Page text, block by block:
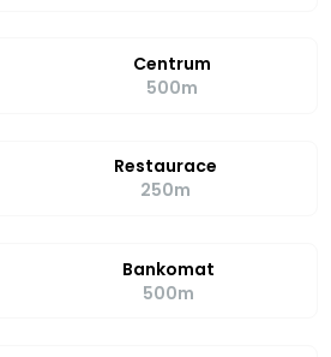
Centrum
500m
Restaurace
250m
Bankomat
500m